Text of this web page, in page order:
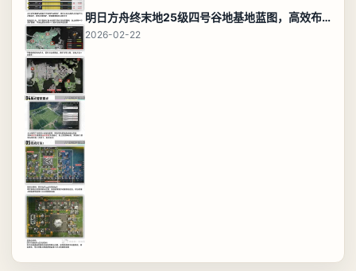
明日方舟终末地25级四号谷地基地蓝图，高效布局规划
2026-02-22